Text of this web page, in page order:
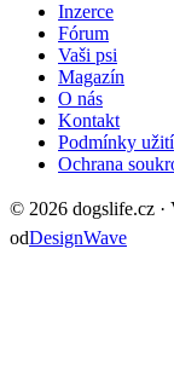
Inzerce
Fórum
Vaši psi
Magazín
O nás
Kontakt
Podmínky užití
Ochrana
© 2026 dogslife.cz ·
odDesignWave